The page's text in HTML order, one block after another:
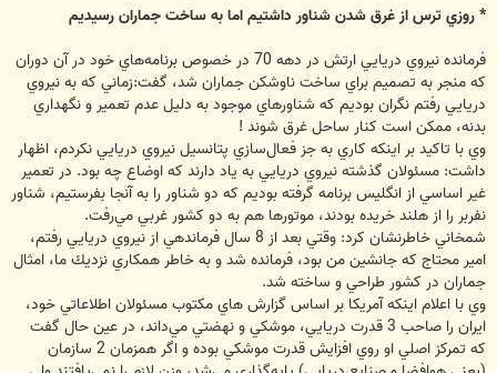
* روزي ترس از غرق شدن شناور داشتيم اما به ساخت جماران رسيديم
فرمانده نيروي دريايي ارتش در دهه 70 در خصوص برنامه‌هاي خود در آن دوران
كه منجر به تصميم براي ساخت ناوشكن جماران شد، گفت:زماني كه به نيروي
دريايي رفتم نگران بوديم كه شناورهاي موجود به دليل عدم تعمير و نگهداري
بدنه، ممكن است كنار ساحل غرق شوند !
وي با تاكيد بر اينكه كاري به جز فعال‌سازي پتانسيل نيروي دريايي نكردم، اظهار
داشت: مسئولان گذشته نيروي دريايي به ياد دارند كه اوضاع چه بود. در تعمير
غير اساسي از انگليس برنامه گرفته بوديم كه دو شناور را به آنجا بفرستيم، شناور
نفربر را از هلند خريده بودند، موتورها هم به دو كشور غربي مي‌رفت.
شمخاني خاطرنشان كرد: وقتي بعد از 8 سال فرماندهي از نيروي دريايي رفتم،
امير محتاج كه جانشين من بود، فرمانده شد و به خاطر همكاري نزديك ما، امثال
جماران در كشور طراحي و ساخته شد.
وي با اعلام اينكه آمريكا بر اساس گزارش هاي مكتوب مسئولان اطلاعاتي خود،
ايران را صاحب 3 قدرت دريايي، موشكي و نهضتي مي‌داند، در عين حال گفت
كه تمركز اصلي او روي افزايش قدرت موشكي بوده و اگر همزمان 2 سازمان